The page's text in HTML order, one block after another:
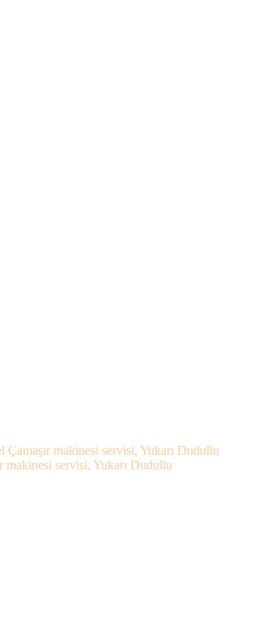
makinesi servisi, Yukarı Dudullu
makinesi servisi, Yukarı Dudullu